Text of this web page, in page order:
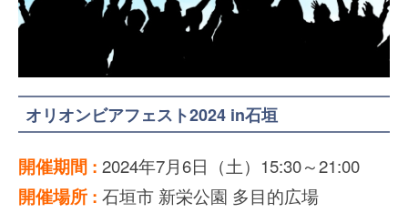
オリオンビアフェスト2024 in石垣
開催期間 : 2024年7月6日（土）15:30～21:00
開催場所 : 石垣市 新栄公園 多目的広場